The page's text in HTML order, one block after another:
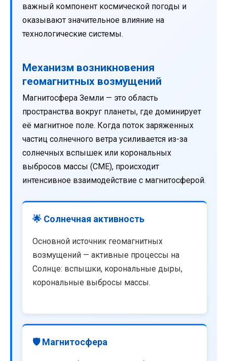
важный компонент космической погоды и
оказывают значительное влияние на
технологические системы.
Механизм возникновения
геомагнитных возмущений
Магнитосфера Земли — это область
пространства вокруг планеты, где доминирует
её магнитное поле. Когда поток заряженных
частиц солнечного ветра усиливается из-за
солнечных вспышек или корональных
выбросов массы (CME), происходит
интенсивное взаимодействие с магнитосферой.
🌟 Солнечная активность
Основной источник геомагнитных
возмущений — активные процессы на
Солнце: вспышки, корональные дыры,
корональные выбросы массы.
🛡️ Магнитосфера